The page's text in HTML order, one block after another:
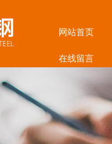
网站首页
在线留言